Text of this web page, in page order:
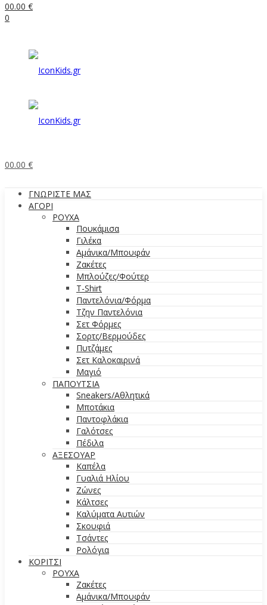
00.00 €
0
00.00 €
ΓΝΩΡΙΣΤΕ ΜΑΣ
ΑΓΟΡΙ
ΡΟΥΧΑ
Πουκάμισα
Γιλέκα
Αμάνικα/Μπουφάν
Ζακέτες
Μπλούζες/Φούτερ
T-Shirt
Παντελόνια/Φόρμα
Τζην Παντελόνια
Σετ Φόρμες
Σορτς/Βερμούδες
Πυτζάμες
Σετ Καλοκαιρινά
Μαγιό
ΠΑΠΟΥΤΣΙΑ
Sneakers/Aθλητικά
Μποτάκια
Παντοφλάκια
Γαλότσες
Πέδιλα
ΑΞΕΣΟΥΑΡ
Καπέλα
Γυαλιά Ηλίου
Ζώνες
Κάλτσες
Καλύματα Αυτιών
Σκουφιά
Τσάντες
Ρολόγια
ΚΟΡΙΤΣΙ
ΡΟΥΧΑ
Ζακέτες
Αμάνικα/Μπουφάν